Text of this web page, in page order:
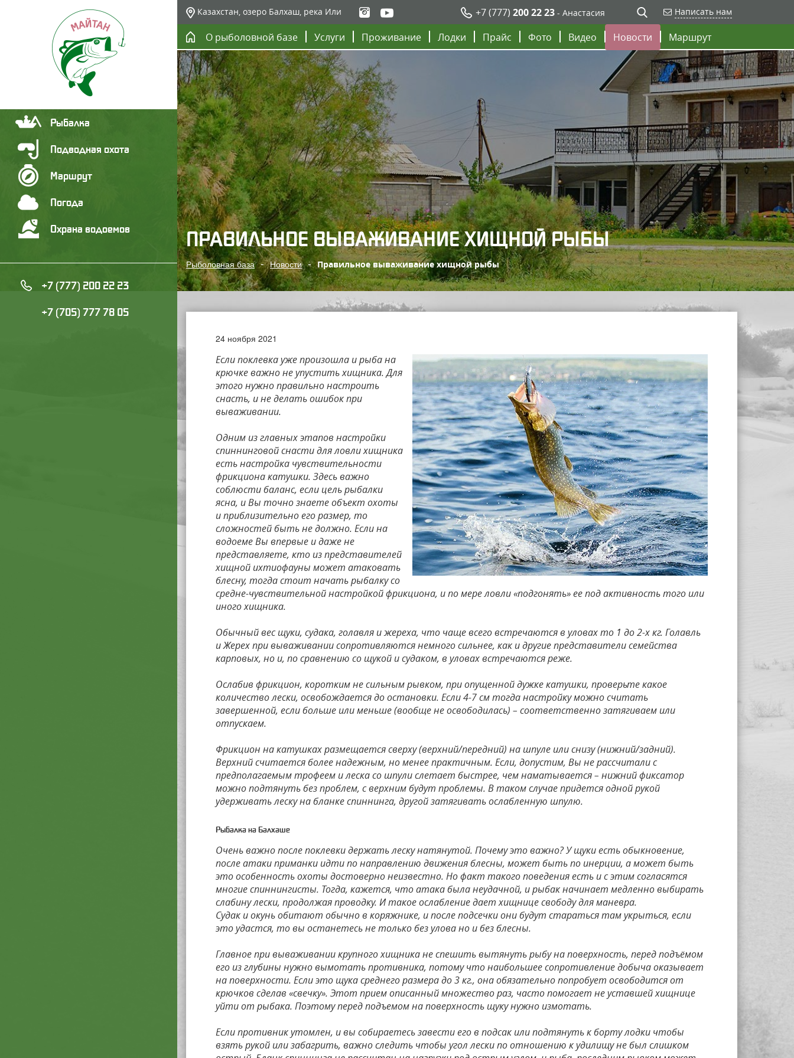
Рыбалка
Подводная охота
Маршрут
Погода
Охрана водоемов
+7 (777) 200 22 23
+7 (705) 777 78 05
Казахстан, озеро Балхаш, река Или +7 (777)200 22 23 - Анастасия Написать нам
О рыболовной базе Услуги Проживание Лодки Прайс Фото Видео Новости Маршрут
ПРАВИЛЬНОЕ ВЫВАЖИВАНИЕ ХИЩНОЙ РЫБЫ
Рыболовная база Новости Правильное вываживание хищной рыбы
24 ноября 2021
Если поклевка уже произошла и рыба на
крючке важно не упустить хищника. Для
этого нужно правильно настроить
снасть, и не делать ошибок при
вываживании.
Одним из главных этапов настройки
спиннинговой снасти для ловли хищника
есть настройка чувствительности
фрикциона катушки. Здесь важно
соблюсти баланс, если цель рыбалки
ясна, и Вы точно знаете объект охоты
и приблизительно его размер, то
сложностей быть не должно. Если на
водоеме Вы впервые и даже не
представляете, кто из представителей
хищной ихтиофауны может атаковать
блесну, тогда стоит начать рыбалку со
средне-чувствительной настройкой фрикциона, и по мере ловли «подгонять» ее под активность того или
иного хищника.
Обычный вес щуки, судака, голавля и жереха, что чаще всего встречаются в уловах то 1 до 2-х кг. Голавль
и Жерех при вываживании сопротивляются немного сильнее, как и другие представители семейства
карповых, но и, по сравнению со щукой и судаком, в уловах встречаются реже.
Ослабив фрикцион, коротким не сильным рывком, при опущенной дужке катушки, проверьте какое
количество лески, освобождается до остановки. Если 4-7 см тогда настройку можно считать
завершенной, если больше или меньше (вообще не освободилась) – соответственно затягиваем или
отпускаем.
Фрикцион на катушках размещается сверху (верхний/передний) на шпуле или снизу (нижний/задний).
Верхний считается более надежным, но менее практичным. Если, допустим, Вы не рассчитали с
предполагаемым трофеем и леска со шпули слетает быстрее, чем наматывается – нижний фиксатор
можно подтянуть без проблем, с верхним будут проблемы. В таком случае придется одной рукой
удерживать леску на бланке спиннинга, другой затягивать ослабленную шпулю.
Рыбалка на Балхаше
Очень важно после поклевки держать леску натянутой. Почему это важно? У щуки есть обыкновение,
после атаки приманки идти по направлению движения блесны, может быть по инерции, а может быть
это особенность охоты достоверно неизвестно. Но факт такого поведения есть и с этим согласятся
многие спиннингисты. Тогда, кажется, что атака была неудачной, и рыбак начинает медленно выбирать
слабину лески, продолжая проводку. И такое ослабление дает хищнице свободу для маневра.
Судак и окунь обитают обычно в коряжнике, и после подсечки они будут стараться там укрыться, если
это удастся, то вы останетесь не только без улова но и без блесны.
Главное при вываживании крупного хищника не спешить вытянуть рыбу на поверхность, перед подъёмом
его из глубины нужно вымотать противника, потому что наибольшее сопротивление добыча оказывает
на поверхности. Если это щука среднего размера до 3 кг., она обязательно попробует освободится от
крючков сделав «свечку». Этот прием описанный множество раз, часто помогает не уставшей хищнице
уйти от рыбака. Поэтому перед подъемом на поверхность щуку нужно измотать.
Если противник утомлен, и вы собираетесь завести его в подсак или подтянуть к борту лодки чтобы
взять рукой или забагрить, важно следить чтобы угол лески по отношению к удилищу не был слишком